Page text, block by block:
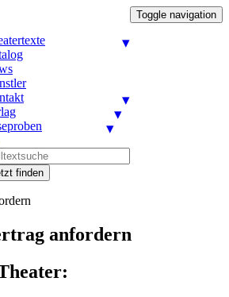
Toggle navigation
finden
anfordern